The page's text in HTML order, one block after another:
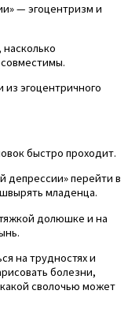
— эгоцентризм и
эгоцентричного
быстро проходит.
депрессии» перейти в
младенца.
долюшке и на
на трудностях и
болезни,
сволочью может